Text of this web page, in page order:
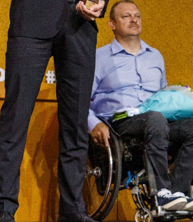
Еще фотографии